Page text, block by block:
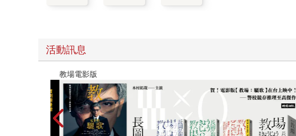
活動訊息
教場電影版